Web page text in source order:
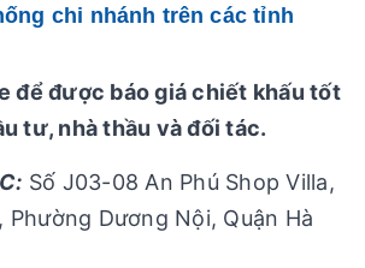
chi nhánh trên các tỉnh
để được báo giá chiết khấu tốt
tư, nhà thầu và đối tác.
Số J03-08 An Phú Shop Villa,
Dương Nội, Quận Hà